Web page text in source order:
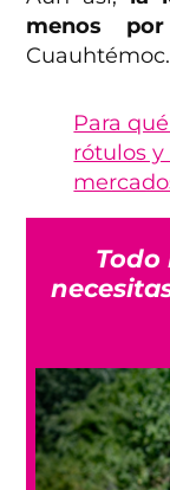
menos
Cuauhtémoc.
Para
rótulos
Todo